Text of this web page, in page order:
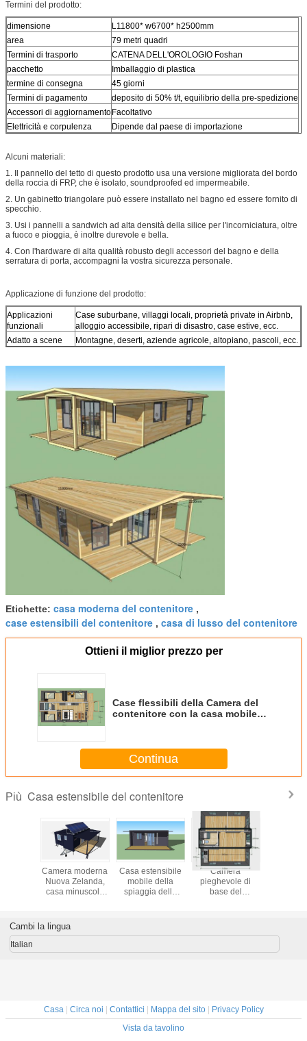
Termini del prodotto:
dimensione
L11800* w6700* h2500mm
area
79 metri quadri
Termini di trasporto
CATENA DELL'OROLOGIO Foshan
pacchetto
Imballaggio di plastica
termine di consegna
45 giorni
Termini di pagamento
deposito di 50% t/t, equilibrio della pre-spedizione
Accessori di aggiornamentoFacoltativo
Elettricità e corpulenza
Dipende dal paese di importazione
Alcuni materiali:
1. Il pannello del tetto di questo prodotto usa una versione migliorata del bordo
della roccia di FRP, che è isolato, soundproofed ed impermeabile.
2. Un gabinetto triangolare può essere installato nel bagno ed essere fornito di
specchio.
3. Usi i pannelli a sandwich ad alta densità della silice per l'incorniciatura, oltre
a fuoco e pioggia, è inoltre durevole e bella.
4. Con l'hardware di alta qualità robusto degli accessori del bagno e della
serratura di porta, accompagni la vostra sicurezza personale.
Applicazione di funzione del prodotto:
Applicazioni
funzionali
Case suburbane, villaggi locali, proprietà private in Airbnb,
alloggio accessibile, ripari di disastro, case estive, ecc.
Adatto a scene
Montagne, deserti, aziende agricole, altopiano, pascoli, ecc.
Etichette: casa moderna del contenitore ,
case estensibili del contenitore , casa di lusso del contenitore
Ottieni il miglior prezzo per
Case flessibili della Camera del
contenitore con la casa mobile
Continua
Più Casa estensibile del contenitore
di
gli
Camera moderna
Nuova Zelanda,
casa minuscola
fuori dal sistema
solare di griglia
Casa estensibile
mobile della
spiaggia della
contenitore con il
Camera
pieghevole di
base del
estensibile di 2
Cambi la lingua
Italian
Casa| Circa noi Contattici Mappa del sito|
Privacy Policy
Vista da tavolino